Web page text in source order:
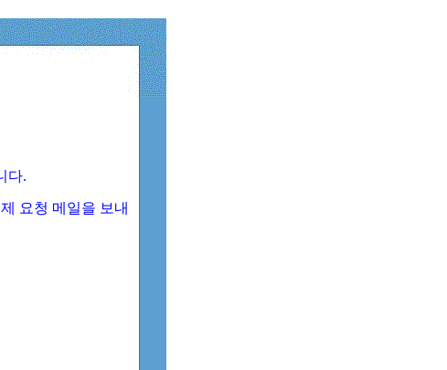
다.
요청 메일을 보내